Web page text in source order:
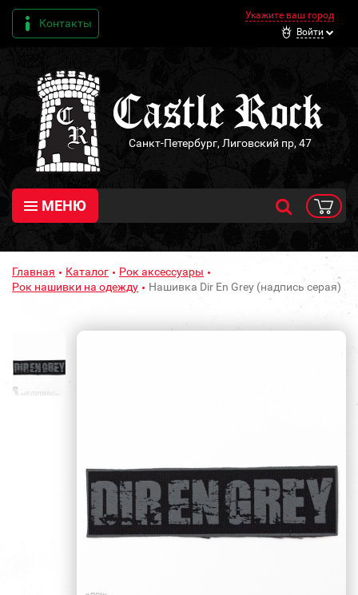
Контакты
Укажите ваш город
Войти
Санкт-Петербург, Лиговский пр, 47
МЕНЮ
Главная Каталог
Рок аксессуары
Рок нашивки на одежду
Нашивка Dir En Grey (надпись серая)